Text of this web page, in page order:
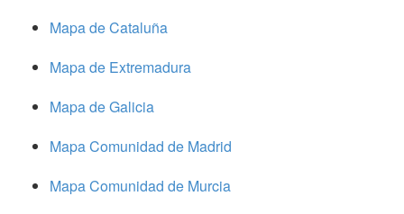
Mapa de Cataluña
Mapa de Extremadura
Mapa de Galicia
Mapa Comunidad de Madrid
Mapa Comunidad de Murcia